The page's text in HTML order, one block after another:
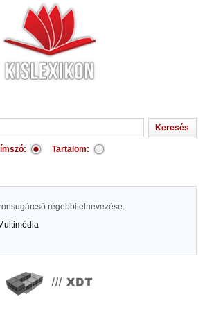
Tartalom:
régebbi elnevezése.